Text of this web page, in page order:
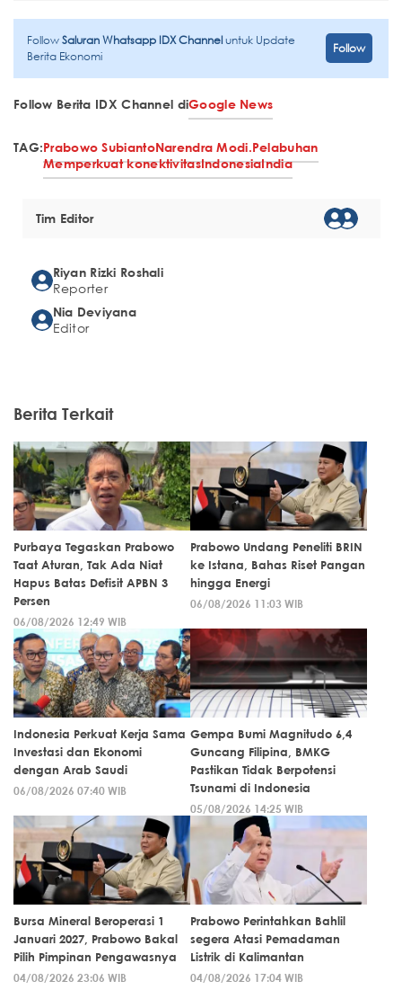
FollowSaluran Whatsapp IDX Channeluntuk Update
Berita Ekonomi
Follow
Follow Berita IDX Channel diGoogle News
TAG:Prabowo SubiantoNarendra Modi.Pelabuhan
Memperkuat konektivitasIndonesiaIndia
Tim Editor
Riyan Rizki Roshali
Reporter
Nia Deviyana
Editor
Berita Terkait
Purbaya Tegaskan Prabowo
Taat Aturan, Tak Ada Niat
Hapus Batas Defisit APBN 3
Persen
06/08/2026 12:49 WIB
Prabowo Undang Peneliti BRIN
ke Istana, Bahas Riset Pangan
hingga Energi
06/08/2026 11:03 WIB
Indonesia Perkuat Kerja Sama
Investasi dan Ekonomi
dengan Arab Saudi
06/08/2026 07:40 WIB
Gempa Bumi Magnitudo 6,4
Guncang Filipina, BMKG
Pastikan Tidak Berpotensi
Tsunami di Indonesia
05/08/2026 14:25 WIB
Bursa Mineral Beroperasi 1
Januari 2027, Prabowo Bakal
Pilih Pimpinan Pengawasnya
04/08/2026 23:06 WIB
Prabowo Perintahkan Bahlil
segera Atasi Pemadaman
Listrik di Kalimantan
04/08/2026 17:04 WIB